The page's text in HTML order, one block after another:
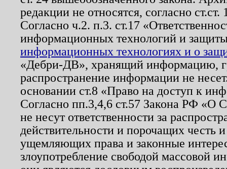
редакции не относятся, согласно
Согласно ч.2. п.3. ст.17
информационных технологий и
информационных технологиях и о
«Дебри-ДВ», хранящий информацию,
распространение информации не
основании ст.8 «Право на доступ к
Согласно пп.3,4,6 ст.57 Закона РФ «О
не несут ответственности за
действительности и порочащих честь
ущемляющих права и законные
злоупотребление свободой массовой